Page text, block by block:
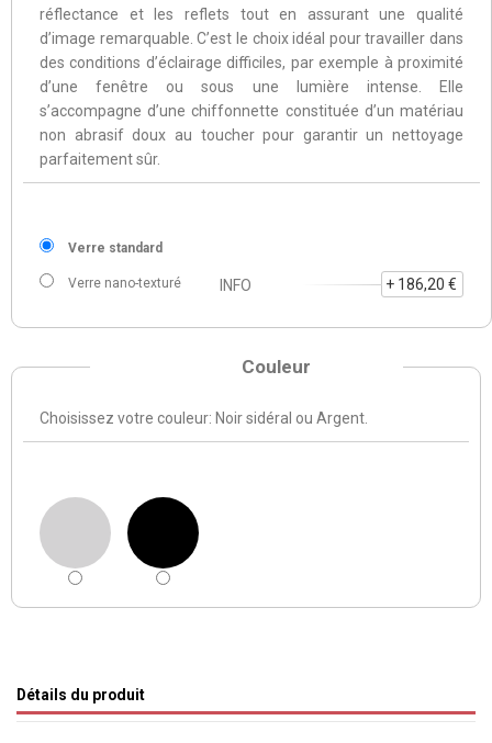
réflectance et les reflets tout en assurant une qualité
d’image remarquable. C’est le choix idéal pour travailler dans
des conditions d’éclairage difficiles, par exemple à proximité
d’une fenêtre ou sous une lumière intense. Elle
s’accompagne d’une chiffonnette constituée d’un matériau
non abrasif doux au toucher pour garantir un nettoyage
parfaitement sûr.
Verre standard
Verre nano-texturé + 186,20 €
INFO
Couleur
Choisissez votre couleur: Noir sidéral ou Argent.
Détails du produit